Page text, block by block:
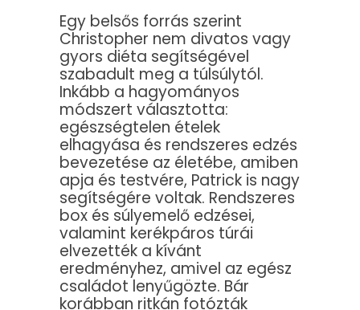
Egy belsős forrás szerint
Christopher nem divatos vagy
gyors diéta segítségével
szabadult meg a túlsúlytól.
Inkább a hagyományos
módszert választotta:
egészségtelen ételek
elhagyása és rendszeres edzés
bevezetése az életébe, amiben
apja és testvére, Patrick is nagy
segítségére voltak. Rendszeres
box és súlyemelő edzései,
valamint kerékpáros túrái
elvezették a kívánt
eredményhez, amivel az egész
családot lenyűgözte. Bár
korábban ritkán fotózták